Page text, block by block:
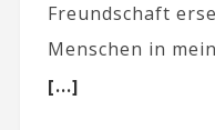
Freundschaft
Menschen in
[...]